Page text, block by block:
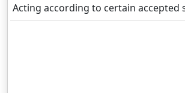
Acting according to certain accepted